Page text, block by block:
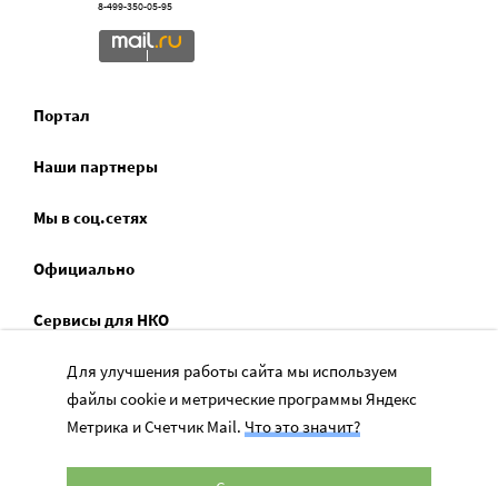
8-499-350-05-95
Портал
Наши партнеры
Мы в соц.сетях
Официально
Сервисы для НКО
Спецпроекты
Социальное служение
Для улучшения работы сайта мы используем
файлы cookie и метрические программы Яндекс
Метрика и Счетчик Mail. Что это значит?